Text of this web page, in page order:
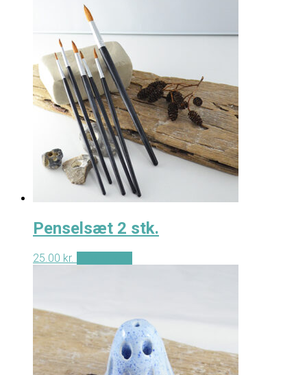
Penselsæt 2 stk.
25.00 kr.